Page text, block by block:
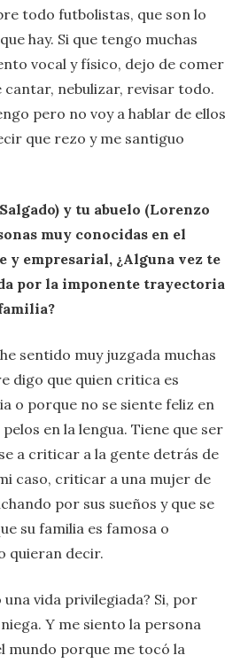
todo futbolistas, que son lo
hay. Si que tengo muchas
vocal y físico, dejo de comer
cantar, nebulizar, revisar todo.
pero no voy a hablar de ellos
que rezo y me santiguo
y tu abuelo (Lorenzo
muy conocidas en el
y empresarial, ¿Alguna vez te
por la imponente trayectoria
sentido muy juzgada muchas
digo que quien critica es
o porque no se siente feliz en
en la lengua. Tiene que ser
a criticar a la gente detrás de
caso, criticar a una mujer de
por sus sueños y que se
su familia es famosa o
quieran decir.
vida privilegiada? Si, por
Y me siento la persona
mundo porque me tocó la